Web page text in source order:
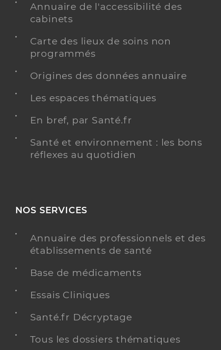
Annuaire de l'accessibilité des
cabinets
Carte des lieux de soins non
programmés
Origines des données annuaire
Les espaces thématiques
En bref, par Santé.fr
Santé et environnement : les bons
réflexes au quotidien
NOS SERVICES
Annuaire des professionnels et des
établissements de santé
Base de médicaments
Essais Cliniques
Santé.fr Décryptage
Tous les dossiers thématiques